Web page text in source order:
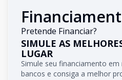
Pretende Financiar?
SIMULE AS
LUGAR
Simule seu financiamento
bancos e consiga a melhor